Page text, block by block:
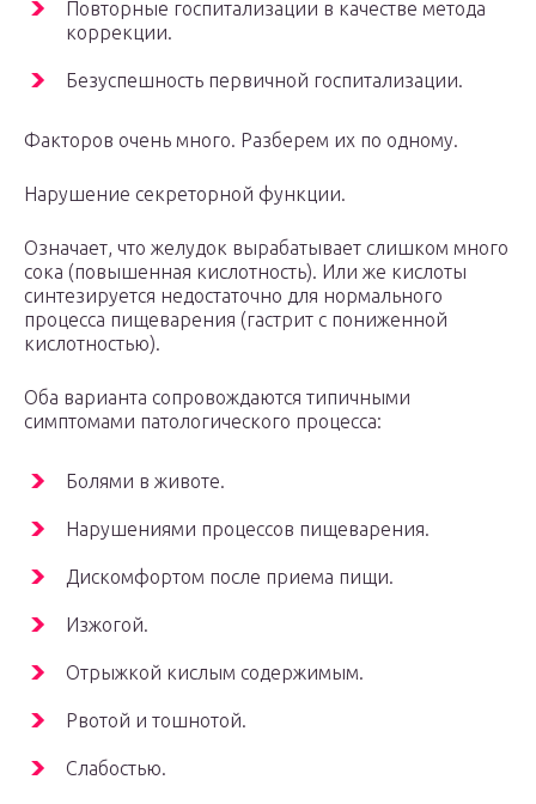
Повторные госпитализации в качестве метода
коррекции.
Безуспешность первичной госпитализации.
Факторов очень много. Разберем их по одному.
Нарушение секреторной функции.
Означает, что желудок вырабатывает слишком много
сока (повышенная кислотность). Или же кислоты
синтезируется недостаточно для нормального
процесса пищеварения (гастрит с пониженной
кислотностью).
Оба варианта сопровождаются типичными
симптомами патологического процесса:
Болями в животе.
Нарушениями процессов пищеварения.
Дискомфортом после приема пищи.
Изжогой.
Отрыжкой кислым содержимым.
Рвотой и тошнотой.
Слабостью.